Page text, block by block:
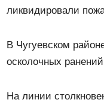
ликвидировали
В Чугуевском
осколочных
На линии